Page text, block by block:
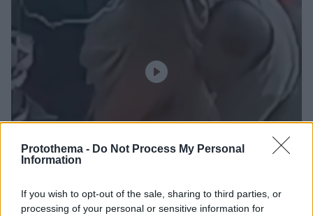
Protothema - Do Not Process My Personal
Information
If you wish to opt-out of the sale, sharing to third parties, or
processing of your personal or sensitive information for